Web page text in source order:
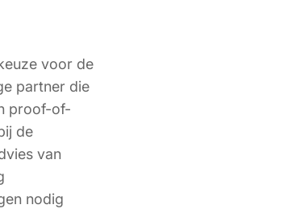
voor de
partner die
proof-of-
de
van
nodig